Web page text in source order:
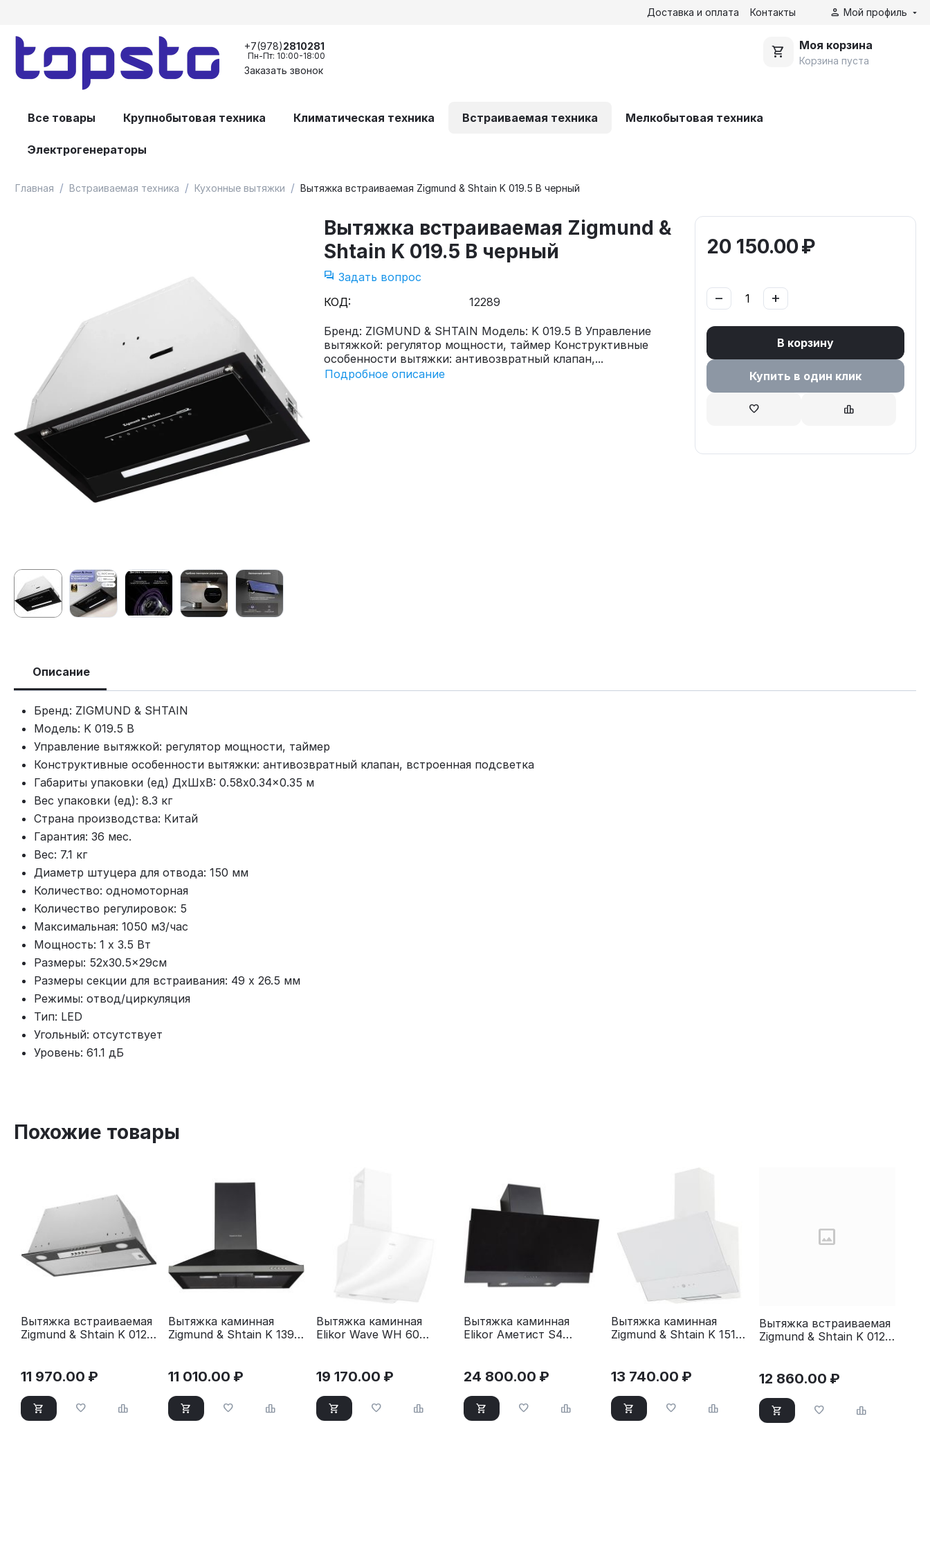
Доставка и оплата Контакты Мой профиль
+7(978)2810281
Пн-Пт: 10:00-18:00
Заказать звонок
Моя корзина
Корзина пуста
Все товары Крупнобытовая техника Климатическая техника Встраиваемая техника Мелкобытовая техника
Электрогенераторы
Главная / Встраиваемая техника / Кухонные вытяжки / Вытяжка встраиваемая Zigmund & Shtain K 019.5 B черный
Вытяжка встраиваемая Zigmund &
Shtain K 019.5 B черный
Задать вопрос
КОД:
12289
Бренд: ZIGMUND & SHTAIN Модель: K 019.5 B Управление
вытяжкой: регулятор мощности, таймер Конструктивные
особенности вытяжки: антивозвратный клапан,...
Подробное описание
20 150.00₽
+
−
В корзину
Купить в один клик
Описание
Бренд: ZIGMUND & SHTAIN
Модель: K 019.5 B
Управление вытяжкой: регулятор мощности, таймер
Конструктивные особенности вытяжки: антивозвратный клапан, встроенная подсветка
Габариты упаковки (ед) ДхШхВ: 0.58x0.34x0.35 м
Вес упаковки (ед): 8.3 кг
Страна производства: Китай
Гарантия: 36 мес.
Вес: 7.1 кг
Диаметр штуцера для отвода: 150 мм
Количество: одномоторная
Количество регулировок: 5
Максимальная: 1050 м3/час
Мощность: 1 х 3.5 Вт
Размеры: 52x30.5x29см
Размеры секции для встраивания: 49 х 26.5 мм
Режимы: отвод/циркуляция
Тип: LED
Угольный: отсутствует
Уровень: 61.1 дБ
Похожие товары
Вытяжка встраиваемая
Zigmund & Shtain K 012.5
11 970.00 ₽
Вытяжка каминная
Zigmund & Shtain K 139.6
11 010.00 ₽
Вытяжка каминная
Elikor Wave WH 60
19 170.00 ₽
Вытяжка каминная
Elikor Аметист S4
24 800.00 ₽
Вытяжка каминная
Zigmund & Shtain K 151.6
13 740.00 ₽
Вытяжка встраиваемая
Zigmund & Shtain K 012.7
12 860.00 ₽